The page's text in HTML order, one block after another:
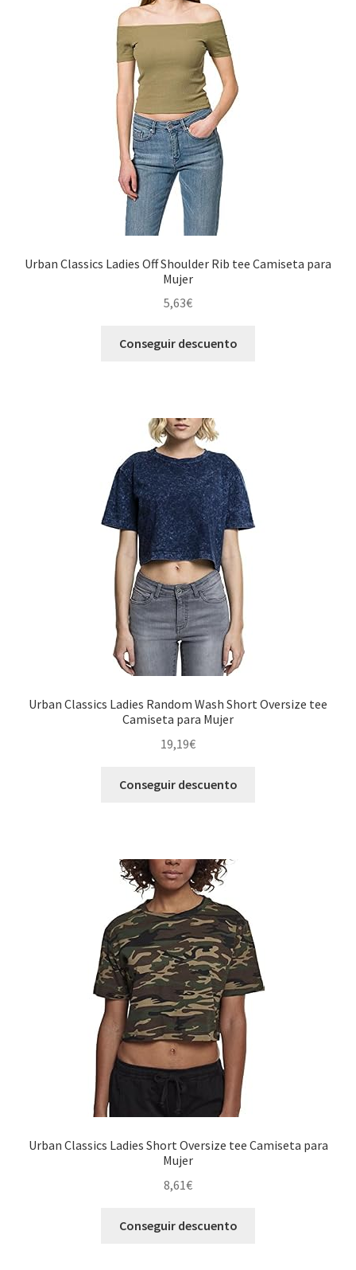
Urban Classics Ladies Off Shoulder Rib tee Camiseta para
Mujer
5,63€
Conseguir descuento
Urban Classics Ladies Random Wash Short Oversize tee
Camiseta para Mujer
19,19€
Conseguir descuento
Urban Classics Ladies Short Oversize tee Camiseta para
Mujer
8,61€
Conseguir descuento